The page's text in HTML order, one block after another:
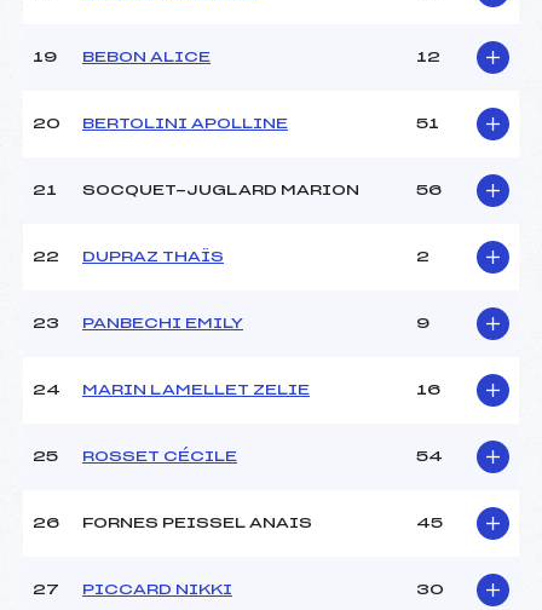
19 BEBON ALICE 12
20 BERTOLINI APOLLINE 51
21 SOCQUET-JUGLARD MARION 56
22 DUPRAZ THAÏS 2
23 PANBECHI EMILY 9
24 MARIN LAMELLET ZELIE 16
25 ROSSET CÉCILE 54
26 FORNES PEISSEL ANAIS 45
27 PICCARD NIKKI 30